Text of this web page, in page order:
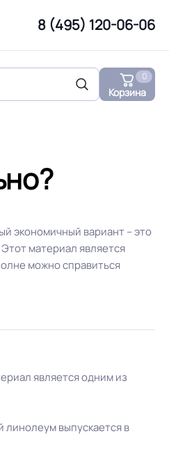
8 (495) 120-06-06
Корзина
0
экономичный вариант – это
материал является
можно справиться
является одним из
линолеум выпускается в